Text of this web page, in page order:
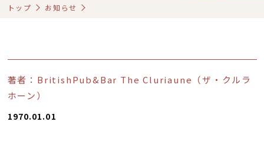
トップ お知らせ
著者：BritishPub&Bar The Cluriaune（ザ・クルラ
ホーン）
1970.01.01